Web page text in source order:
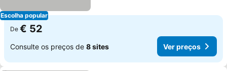
Escolha popular
De € 52
Consulte os preços de 8 sites Ver preços